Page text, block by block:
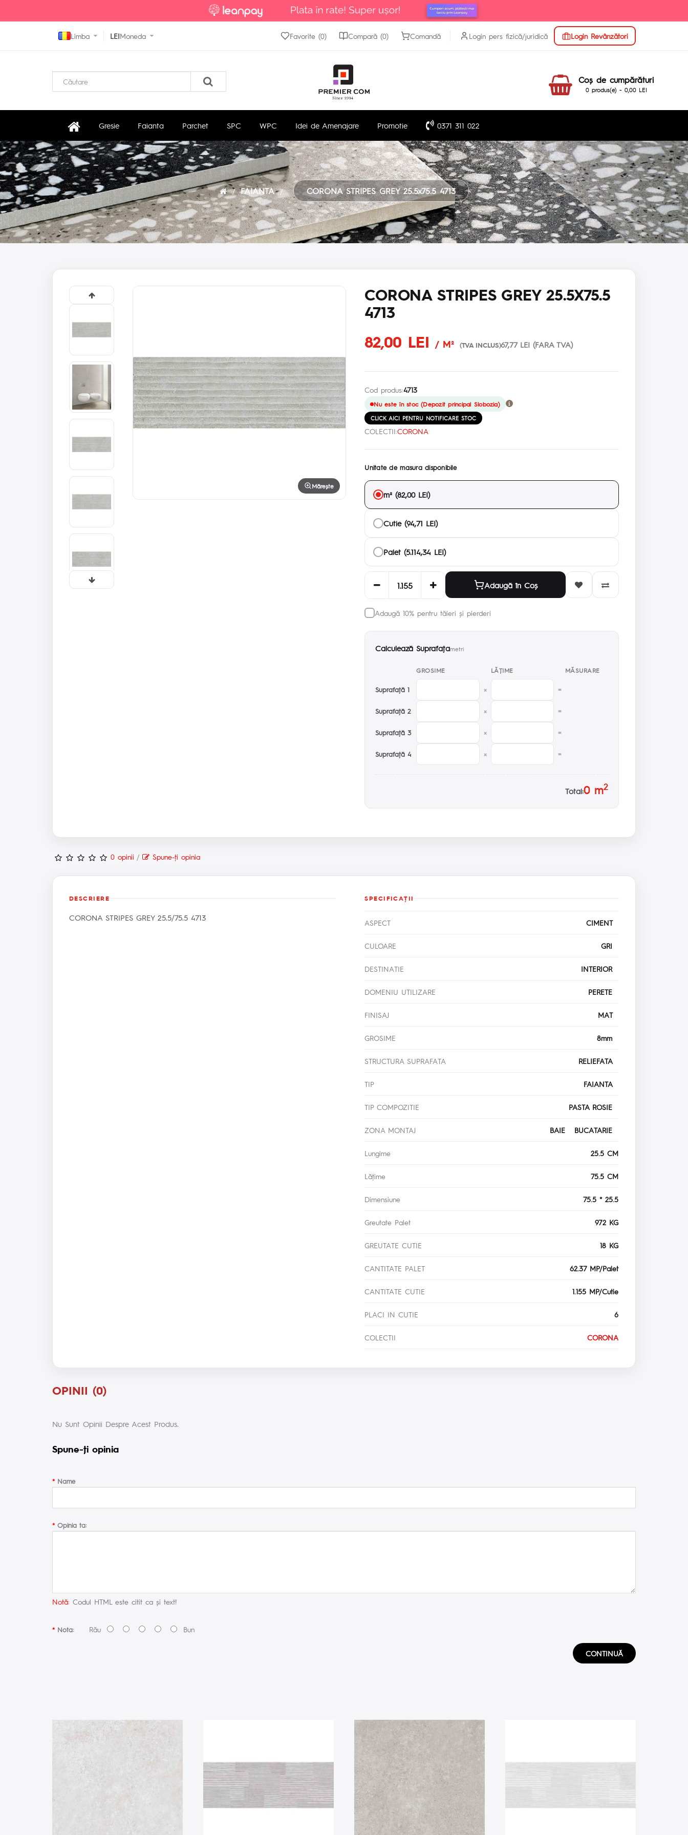
Limba LEIMoneda Login Revânzători
Login pers fizică/juridică
Favorite (0) Compară (0) Comandă
Coş de cumpărături
0 produs(e) - 0,00 LEI
Gresie Faianta Parchet SPC WPC Idei de Amenajare Promotie 0371 311 022
FAIANTA CORONA STRIPES GREY 25.5x75.5 4713
Mărește
CORONA STRIPES GREY 25.5X75.5
4713
82,00 LEI
/ M² (TVA INCLUS)67,77 LEI (FARA TVA)
Cod produs:4713
Nu este în stoc (Depozit principal Slobozia)
CLICK AICI PENTRU NOTIFICARE STOC
COLECTII:CORONA
Unitate de masura disponibile
m² (82,00 LEI)
Cutie (94,71 LEI)
Palet (5.114,34 LEI)
Adaugă în Coş
Adaugă 10% pentru tăieri și pierderi
Calculează Suprafaţametri
GROSIME LĂŢIME MĂSURARE
Suprafaţă 1 × =
Suprafaţă 2 × =
Suprafaţă 3 × =
Suprafaţă 4 × =
Total:0m2
0 opinii / Spune-ţi opinia
DESCRIERE
CORONA STRIPES GREY 25.5/75.5 4713
SPECIFICAŢII
ASPECT CIMENT
CULOARE GRI
DESTINATIE INTERIOR
DOMENIU UTILIZARE PERETE
FINISAJ MAT
GROSIME 8mm
STRUCTURA SUPRAFATA RELIEFATA
TIP FAIANTA
TIP COMPOZITIE PASTA ROSIE
ZONA MONTAJ BAIE BUCATARIE
Lungime 25.5 CM
Lăţime 75.5 CM
Dimensiune 75.5 * 25.5
Greutate Palet 972 KG
GREUTATE CUTIE 18 KG
CANTITATE PALET 62.37 MP/Palet
CANTITATE CUTIE 1.155 MP/Cutie
PLACI IN CUTIE 6
COLECTII CORONA
OPINII (0)
Nu Sunt Opinii Despre Acest Produs.
Spune-ţi opinia
Name
Opinia ta:
Notă: Codul HTML este citit ca şi text!
Nota:Rău Bun
CONTINUĂ